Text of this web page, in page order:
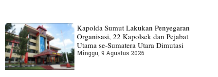
Kapolda Sumut Lakukan Penyegaran
Organisasi, 22 Kapolsek dan Pejabat
Utama se-Sumatera Utara Dimutasi
Minggu, 9 Agustus 2026